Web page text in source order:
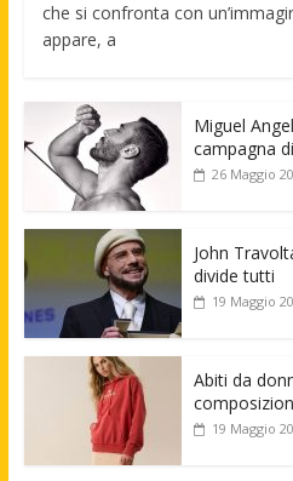
che si confronta con
appare, a
Miguel
campagna
26 Maggio
John
divide tutti
19 Maggio
Abiti da
19 Maggio